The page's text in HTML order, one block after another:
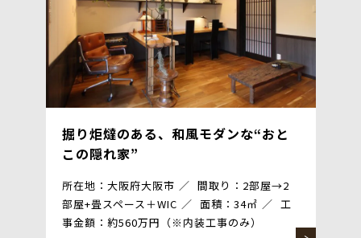
掘り炬燵のある、和風モダンな“おと
この隠れ家”
所在地：大阪府大阪市
間取り：2部屋→2
部屋+畳スペース＋WIC
面積：34㎡
工
事金額：約560万円（※内装工事のみ）